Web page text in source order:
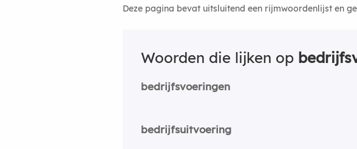
Deze pagina bevat uitsluitend een rijmwoordenlijst en
Woorden die lijken op
bedrijfsvoeringen
bedrijfsuitvoering